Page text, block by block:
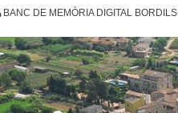
BANC DE MEMÒRIA DIGITAL BORDILS